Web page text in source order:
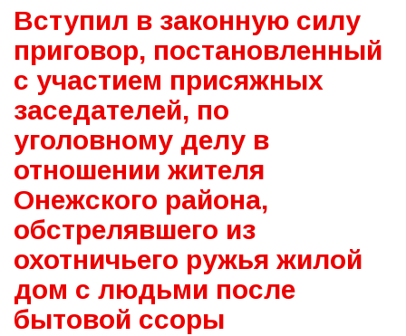
Вступил в законную силу
приговор, постановленный
с участием присяжных
заседателей, по
уголовному делу в
отношении жителя
Онежского района,
обстрелявшего из
охотничьего ружья жилой
дом с людьми после
бытовой ссоры